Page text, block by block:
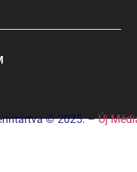
© 2025. –Új